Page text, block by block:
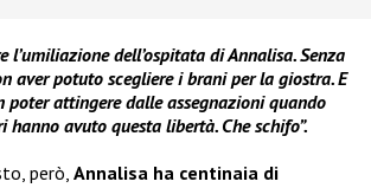
l’umiliazione dell’ospitata di Annalisa. Senza
aver potuto scegliere i brani per la giostra. E
poter attingere dalle assegnazioni quando
avuto questa libertà. Che schifo”.
però, Annalisa ha centinaia di